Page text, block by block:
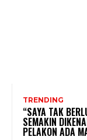
TRENDING
“SAYA TAK
SEMAKIN
PELAKON ADA